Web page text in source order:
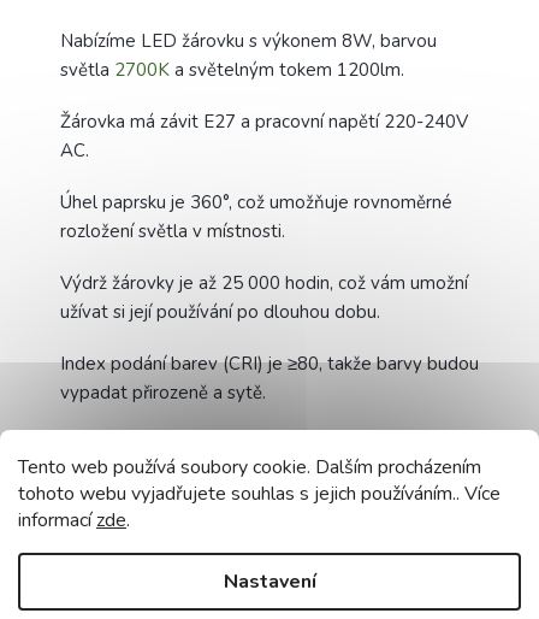
Tento web používá soubory cookie. Dalším procházením
tohoto webu vyjadřujete souhlas s jejich používáním.. Více
informacízde.
Nastavení
Nabízíme LED žárovku s výkonem 8W, barvou
světla 2700K a světelným tokem 1200lm.
Žárovka má závit E27 a pracovní napětí 220-240V
AC.
Úhel paprsku je 360°, což umožňuje rovnoměrné
rozložení světla v místnosti.
Výdrž žárovky je až 25 000 hodin, což vám umožní
užívat si její používání po dlouhou dobu.
Index podání barev (CRI) je ≥80, takže barvy budou
vypadat přirozeně a sytě.
znamená, že spotřebuje méně elektřiny než tradiční
žárovky.
Technická data: